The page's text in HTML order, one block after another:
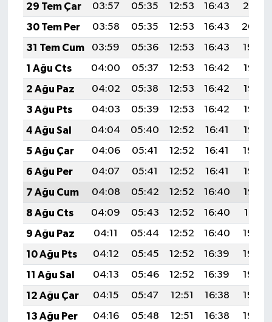
29 Tem Çar
03:57 05:35 12:53 16:43
20:01
30 Tem Per
03:58 05:35 12:53 16:43
20:00
31 Tem Cum
03:59 05:36 12:53 16:43
19:59
1 Ağu Cts
04:00 05:37 12:53 16:42
19:58
2 Ağu Paz
04:02 05:38 12:53 16:42
19:57
3 Ağu Pts
04:03 05:39 12:53 16:42
19:56
4 Ağu Sal
04:04 05:40 12:52 16:41
19:55
5 Ağu Çar
04:06 05:41 12:52 16:41
19:54
6 Ağu Per
04:07 05:41 12:52 16:41
19:53
7 Ağu Cum
04:08 05:42 12:52 16:40
19:52
8 Ağu Cts
04:09 05:43 12:52 16:40
19:51
9 Ağu Paz
04:11 05:44 12:52 16:40
19:50
10 Ağu Pts
04:12 05:45 12:52 16:39
19:49
11 Ağu Sal
04:13 05:46 12:52 16:39
19:48
12 Ağu Çar
04:15 05:47 12:51 16:38
19:46
13 Ağu Per
04:16 05:48 12:51 16:38
19:45